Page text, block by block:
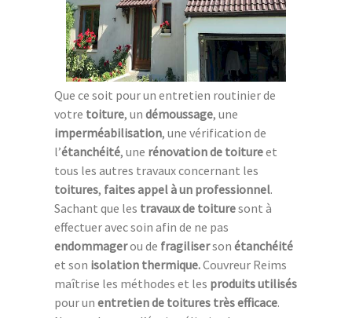
Que ce soit pour un entretien routinier de
votre toiture, un démoussage, une
imperméabilisation, une vérification de
l’étanchéité, une rénovation de toitureet
tous les autres travaux concernant les
toitures, faites appelà un professionnel.
Sachant que les travaux de toituresont à
effectuer avec soin afin de ne pas
endommagerou de fragiliserson étanchéité
et son isolation thermique.Couvreur Reims
maîtrise les méthodes et les produits utilisés
pour un entretien de toitures très efficace.